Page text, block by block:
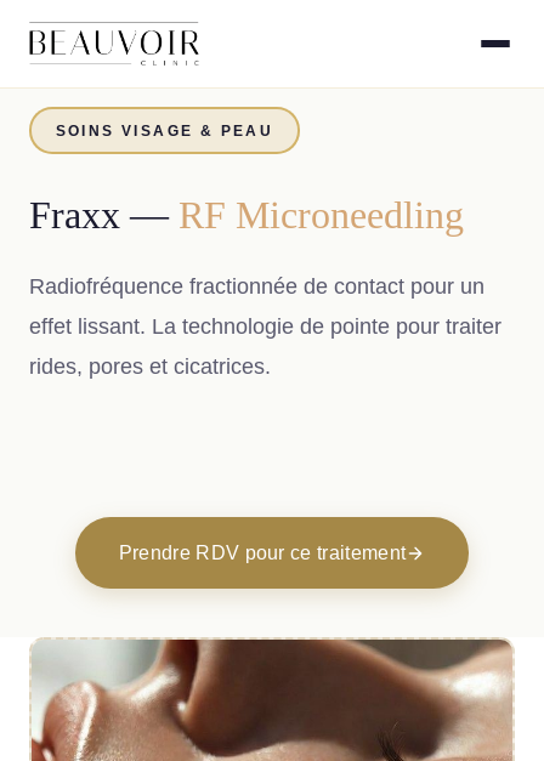
SOINS VISAGE & PEAU
Fraxx — RF Microneedling
Radiofréquence fractionnée de contact pour un
effet lissant. La technologie de pointe pour traiter
rides, pores et cicatrices.
Prendre RDV pour ce traitement